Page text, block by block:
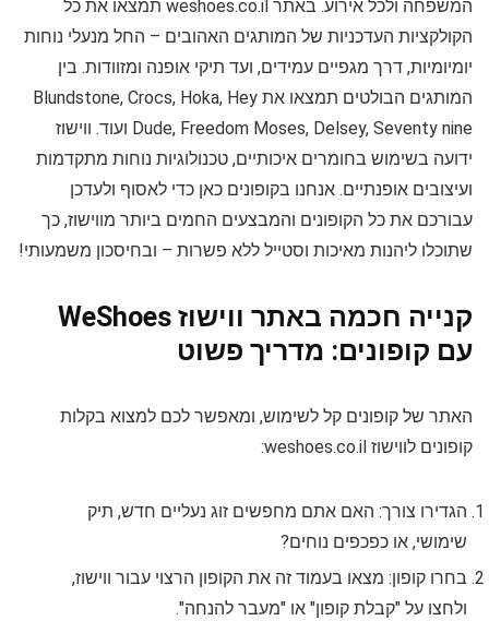
המשפחה ולכל אירוע. באתר weshoes.co.il תמצאו את כל
הקולקציות העדכניות של המותגים האהובים – החל מנעלי נוחות
יומיומיות, דרך מגפיים עמידים, ועד תיקי אופנה ומזוודות. בין
המותגים הבולטים תמצאו את Blundstone, Crocs, Hoka, Hey
Dude, Freedom Moses, Delsey, Seventy nine ועוד. ווישוז
ידועה בשימוש בחומרים איכותיים, טכנולוגיות נוחות מתקדמות
ועיצובים אופנתיים. אנחנו בקופונים כאן כדי לאסוף ולעדכן
עבורכם את כל הקופונים והמבצעים החמים ביותר מווישוז, כך
שתוכלו ליהנות מאיכות וסטייל ללא פשרות – ובחיסכון משמעותי!
קנייה חכמה באתר ווישוז WeShoes
עם קופונים: מדריך פשוט
האתר של קופונים קל לשימוש, ומאפשר לכם למצוא בקלות
קופונים לווישוז weshoes.co.il:
הגדירו צורך: האם אתם מחפשים זוג נעליים חדש, תיק
שימושי, או כפכפים נוחים?
בחרו קופון: מצאו בעמוד זה את הקופון הרצוי עבור ווישוז,
ולחצו על "קבלת קופון" או "מעבר להנחה".